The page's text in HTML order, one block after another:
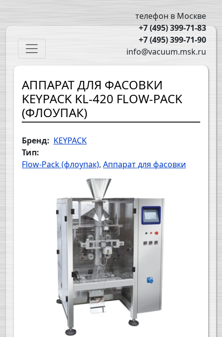
телефон в Москве
+7 (495) 399-71-83
+7 (495) 399-71-90
info@vacuum.msk.ru
Main navigation
АППАРАТ ДЛЯ ФАСОВКИ
KEYPACK KL-420 FLOW-PACK
(ФЛОУПАК)
Бренд
KEYPACK
Тип
Flow-Pack (флоупак) Аппарат для фасовки